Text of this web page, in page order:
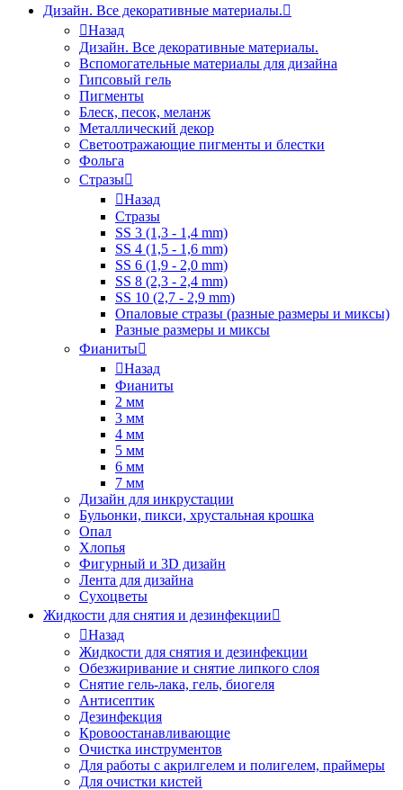
Дизайн. Все декоративные материалы.
Назад
Дизайн. Все декоративные материалы.
Вспомогательные материалы для дизайна
Гипсовый гель
Пигменты
Блеск, песок, меланж
Металлический декор
Светоотражающие пигменты и блестки
Фольга
Стразы
Назад
Стразы
SS 3 (1,3 - 1,4 mm)
SS 4 (1,5 - 1,6 mm)
SS 6 (1,9 - 2,0 mm)
SS 8 (2,3 - 2,4 mm)
SS 10 (2,7 - 2,9 mm)
Опаловые стразы (разные размеры и миксы)
Разные размеры и миксы
Фианиты
Назад
Фианиты
2 мм
3 мм
4 мм
5 мм
6 мм
7 мм
Дизайн для инкрустации
Бульонки, пикси, хрустальная крошка
Опал
Хлопья
Фигурный и 3D дизайн
Лента для дизайна
Сухоцветы
Жидкости для снятия и дезинфекции
Назад
Жидкости для снятия и дезинфекции
Обезжиривание и снятие липкого слоя
Снятие гель-лака, гель, биогеля
Антисептик
Дезинфекция
Кровоостанавливающие
Очистка инструментов
Для работы с акрилгелем и полигелем, праймеры
Для очистки кистей